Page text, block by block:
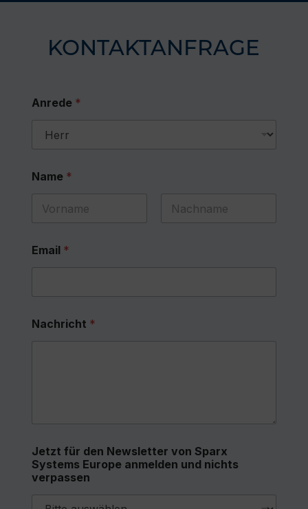
KONTAKTANFRAGE
Anrede *
Name *
Email *
Nachricht *
Jetzt für den Newsletter von Sparx
Systems Europe anmelden und nichts
verpassen